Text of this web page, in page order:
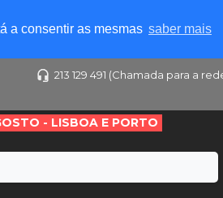
a consentir as mesmas saber mais
213 129 491 (Chamada para a
- LISBOA E PORTO